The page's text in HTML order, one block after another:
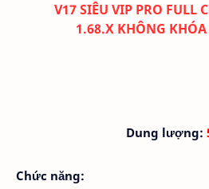
V17 SIÊU VIP PRO FULL
1.68.X KHÔNG
Dung lượng:
Chức năng: